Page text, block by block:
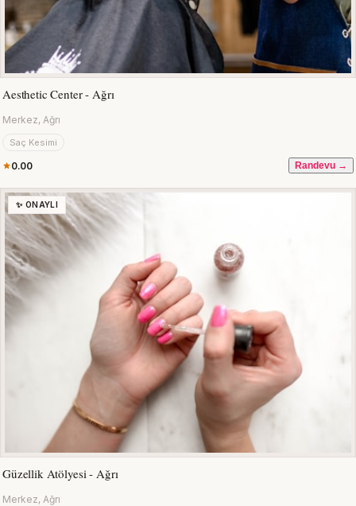
Aesthetic Center - Ağrı
Merkez, Ağrı
Saç Kesimi
0.00 Randevu →
✨ ONAYLI
Güzellik Atölyesi - Ağrı
Merkez, Ağrı